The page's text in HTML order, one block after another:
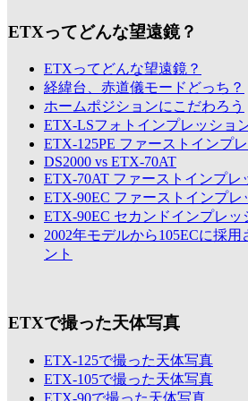
ETXってどんな望遠鏡？
ETXってどんな望遠鏡？
経緯台、赤道儀モードどっち？
ホームポジションにこだわろう
ETX-LSフォトインプレッショ
ETX-125PE ファーストインプ
DS2000 vs ETX-70AT
ETX-70AT ファーストインプレ
ETX-90EC ファーストインプレ
ETX-90EC セカンドインプレッ
2002年モデルから105ECに採
ント
ETXで撮った天体写真
ETX-125で撮った天体写真
ETX-105で撮った天体写真
ETX-90で撮った天体写真